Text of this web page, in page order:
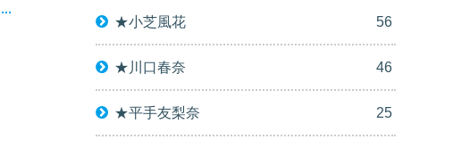
★小芝風花 56
★川口春奈 46
★平手友梨奈 25